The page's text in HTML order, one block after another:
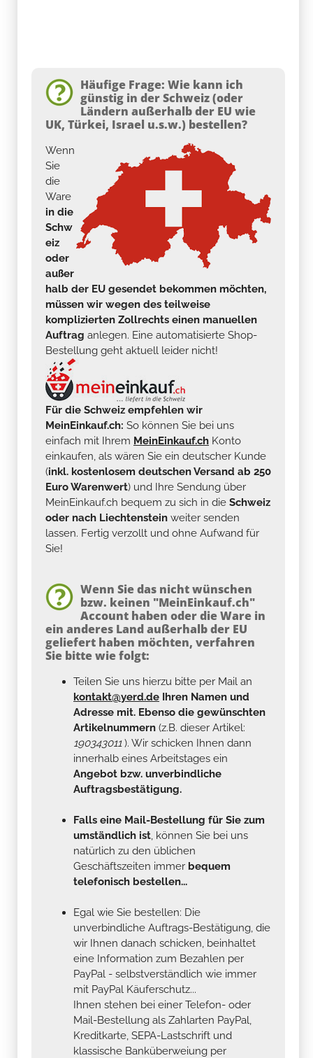
Häufige Frage: Wie kann ich
günstig in der Schweiz (oder
Ländern außerhalb der EU wie
UK, Türkei, Israel u.s.w.) bestellen?
Wenn
Sie
die
Ware
in die
Schw
eiz
oder
außer
halb der EU gesendet bekommen möchten,
müssen wir wegen des teilweise
komplizierten Zollrechts einen manuellen
Auftrag anlegen. Eine automatisierte Shop-
Bestellung geht aktuell leider nicht!
Für die Schweiz empfehlen wir
MeinEinkauf.ch: So können Sie bei uns
einfach mit Ihrem MeinEinkauf.ch Konto
einkaufen, als wären Sie ein deutscher Kunde
(inkl. kostenlosem deutschen Versand ab 250
Euro Warenwert) und Ihre Sendung über
MeinEinkauf.ch bequem zu sich in die Schweiz
oder nach Liechtenstein weiter senden
lassen. Fertig verzollt und ohne Aufwand für
Sie!
Wenn Sie das nicht wünschen
bzw. keinen "MeinEinkauf.ch"
Account haben oder die Ware in
ein anderes Land außerhalb der EU
geliefert haben möchten, verfahren
Sie bitte wie folgt:
Teilen Sie uns hierzu bitte per Mail an
kontakt@yerd.de Ihren Namen und
Adresse mit. Ebenso die gewünschten
Artikelnummern (z.B. dieser Artikel:
190343011). Wir schicken Ihnen dann
innerhalb eines Arbeitstages ein
Angebot bzw. unverbindliche
Auftragsbestätigung.
Falls eine Mail-Bestellung für Sie zum
umständlich ist, können Sie bei uns
natürlich zu den üblichen
Geschäftszeiten immer bequem
telefonisch bestellen...
Egal wie Sie bestellen: Die
unverbindliche Auftrags-Bestätigung, die
wir Ihnen danach schicken, beinhaltet
eine Information zum Bezahlen per
PayPal - selbstverständlich wie immer
mit PayPal Käuferschutz...
Ihnen stehen bei einer Telefon- oder
Mail-Bestellung als Zahlarten PayPal,
Kreditkarte, SEPA-Lastschrift und
klassische Banküberweiung per